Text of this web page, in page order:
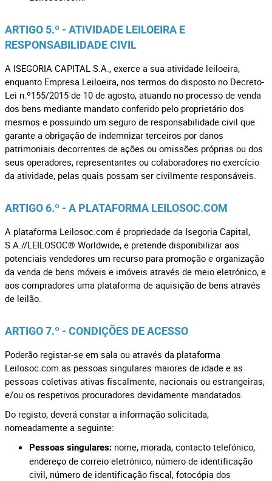
ARTIGO 5.º - ATIVIDADE LEILOEIRA E
RESPONSABILIDADE CIVIL
A ISEGORIA CAPITAL S.A., exerce a sua atividade leiloeira,
enquanto Empresa Leiloeira, nos termos do disposto no Decreto-
Lei n.º155/2015 de 10 de agosto, atuando no processo de venda
dos bens mediante mandato conferido pelo proprietário dos
mesmos e possuindo um seguro de responsabilidade civil que
garante a obrigação de indemnizar terceiros por danos
patrimoniais decorrentes de ações ou omissões próprias ou dos
seus operadores, representantes ou colaboradores no exercício
da atividade, pelas quais possam ser civilmente responsáveis.
ARTIGO 6.º - A PLATAFORMA LEILOSOC.COM
A plataforma Leilosoc.com é propriedade da Isegoria Capital,
S.A.//LEILOSOC® Worldwide, e pretende disponibilizar aos
potenciais vendedores um recurso para promoção e organização
da venda de bens móveis e imóveis através de meio eletrónico, e
aos compradores uma plataforma de aquisição de bens através
de leilão.
ARTIGO 7.º - CONDIÇÕES DE ACESSO
Poderão registar-se em sala ou através da plataforma
Leilosoc.com as pessoas singulares maiores de idade e as
pessoas coletivas ativas fiscalmente, nacionais ou estrangeiras,
e/ou os respetivos procuradores devidamente mandatados.
Do registo, deverá constar a informação solicitada,
nomeadamente a seguinte:
Pessoas singulares: nome, morada, contacto telefónico,
endereço de correio eletrónico, número de identificação
civil, número de identificação fiscal, fotocópia dos